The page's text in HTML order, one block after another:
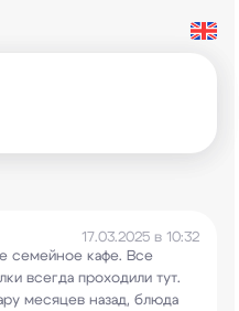
17.03.2025 в 10:32
семейное кафе. Все
всегда проходили тут.
месяцев назад, блюда